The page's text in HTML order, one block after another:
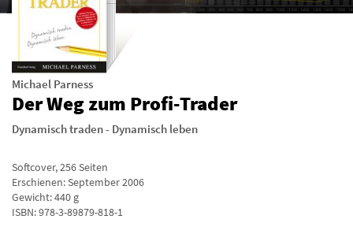
Michael Parness
Der Weg zum Profi-Trader
Dynamisch traden - Dynamisch leben
Softcover,256Seiten
Erschienen: September 2006
Gewicht: 440 g
ISBN:978-3-89879-818-1